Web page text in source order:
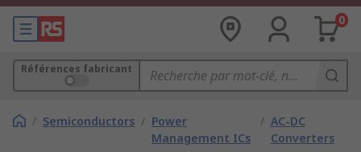
0
Références fabricant
/ Semiconductors / Power
Management ICs
/ AC-DC
Converters